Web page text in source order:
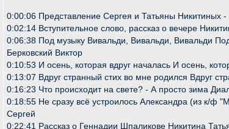
0:00:06 Представление Сергея и Татьяны Никитиных -
0:02:14 Вступительное слово, рассказ о вечере
0:06:38 Под музыку Вивальди, Вивальди, Вивальди
Берковский Виктор
0:10:53 И осень, которая вдруг началась И осень,
0:13:07 Вдруг странный стих во мне родился Вдруг
0:16:23 Что происходит на свете? - А просто зима
0:18:55 Не сразу всё устроилось Александра (из к/ф
Сергей
0:22:41 Рассказ о Геннадии Шпаликове Никитина